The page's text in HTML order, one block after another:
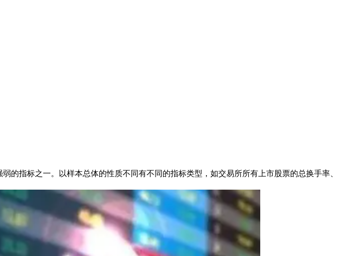
的指标之一。以样本总体的性质不同有不同的指标类型，如交易所所有上市股票的总换手率、